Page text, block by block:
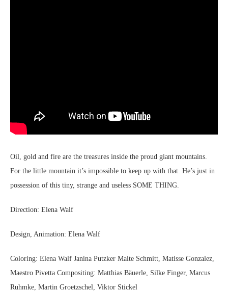
Oil, gold and fire are the treasures inside the proud giant mountains.
For the little mountain it’s impossible to keep up with that. He’s just in
possession of this tiny, strange and useless SOME THING.
Direction: Elena Walf
Design, Animation: Elena Walf
Coloring: Elena Walf Janina Putzker Maite Schmitt, Matisse Gonzalez,
Maestro Pivetta Compositing: Matthias Bäuerle, Silke Finger, Marcus
Ruhmke, Martin Groetzschel, Viktor Stickel